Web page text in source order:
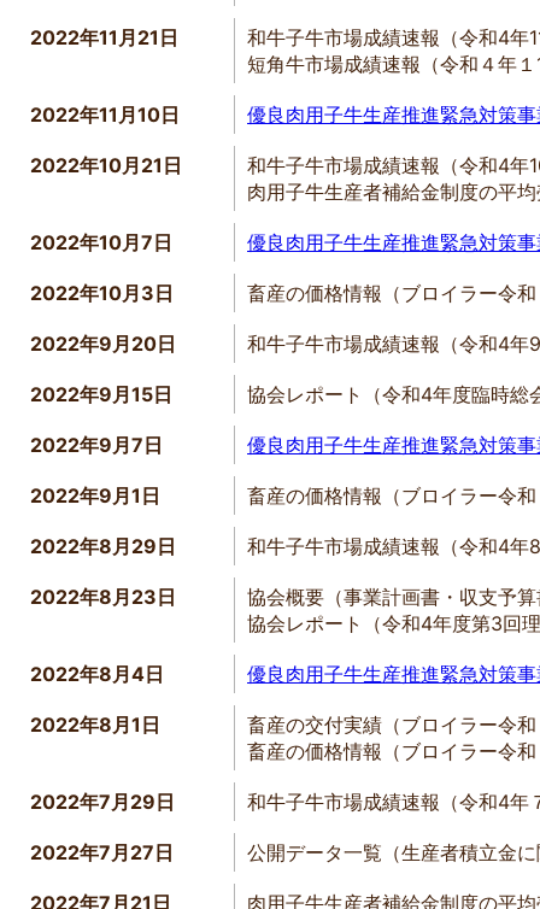
2022年11月21日
和牛子牛市場成績速報（令和4年
短角牛市場成績速報（令和４年
2022年11月10日 優良肉用子牛生産推進緊急対策
2022年10月21日
和牛子牛市場成績速報（令和4年
肉用子牛生産者補給金制度の平
2022年10月7日 優良肉用子牛生産推進緊急対策
2022年10月3日 畜産の価格情報（ブロイラー令
2022年9月20日 和牛子牛市場成績速報（令和4年
2022年9月15日 協会レポート（令和4年度臨時総
2022年9月7日 優良肉用子牛生産推進緊急対策
2022年9月1日 畜産の価格情報（ブロイラー令
2022年8月29日 和牛子牛市場成績速報（令和4年
2022年8月23日
協会概要（事業計画書・収支予
協会レポート（令和4年度第3回
2022年8月4日 優良肉用子牛生産推進緊急対策
2022年8月1日
畜産の交付実績（ブロイラー令
畜産の価格情報（ブロイラー令
2022年7月29日 和牛子牛市場成績速報（令和4年
2022年7月27日 公開データ一覧（生産者積立金
2022年7月21日 肉用子牛生産者補給金制度の平